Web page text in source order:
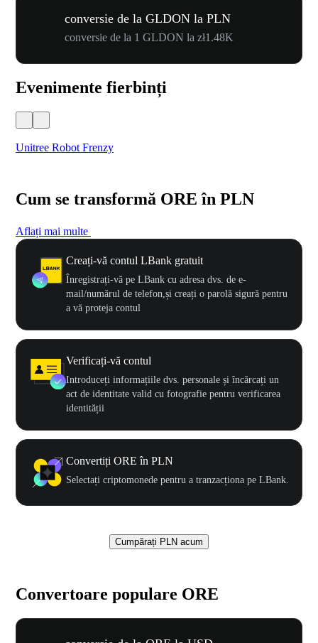
conversie de la GLDON la PLN
conversie de la 1 GLDON la zł1.48K
Evenimente fierbinți
Unitree Robot Frenzy
Cum se transformă ORE în PLN
Aflați mai multe
Creați-vă contul LBank gratuit
Înregistrați-vă pe LBank cu adresa dvs. de e-
mail/numărul de telefon,și creați o parolă sigură pentru
a vă proteja contul
Verificați-vă contul
Introduceți informațiile dvs. personale și încărcați un
act de identitate valid cu fotografie pentru verificarea
identității
Convertiți ORE în PLN
Selectați criptomonede pentru a tranzacționa pe LBank.
Cumpărați PLN acum
Convertoare populare ORE